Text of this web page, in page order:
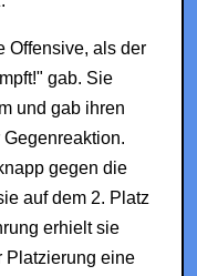
Offensive, als der
gab. Sie
und gab ihren
gegen die
auf dem 2. Platz
erhielt sie
Platzierung eine